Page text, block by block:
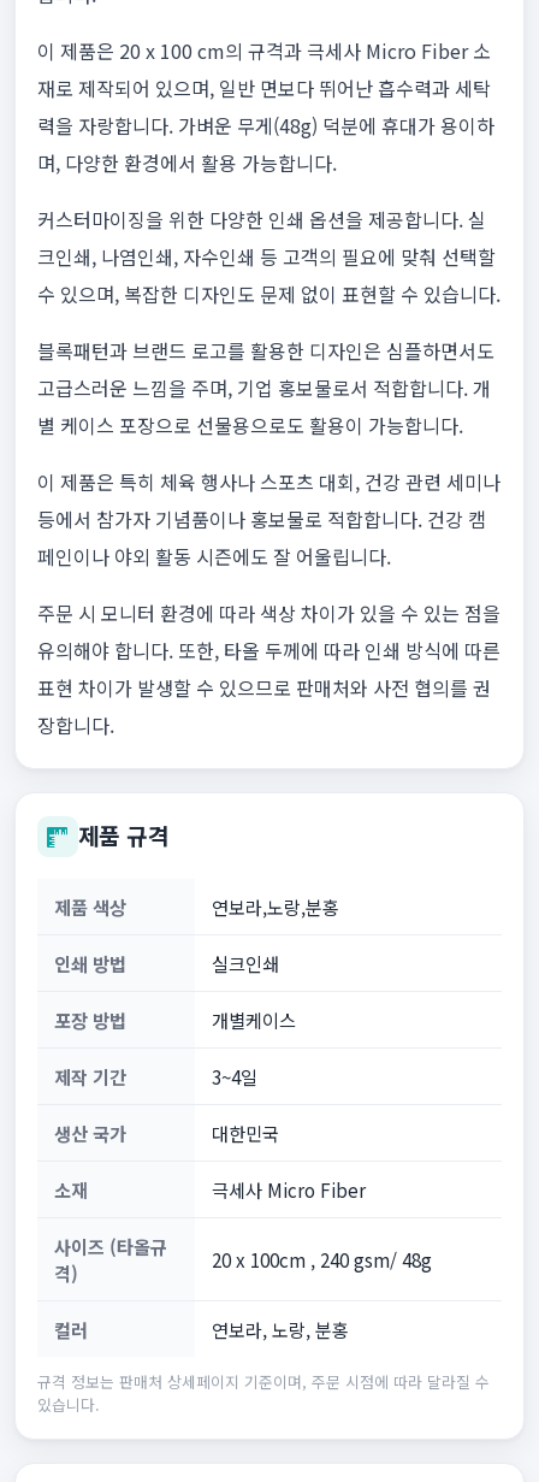
이 제품은 20 x 100 cm의 규격과 극세사 Micro Fiber 소
재로 제작되어 있으며, 일반 면보다 뛰어난 흡수력과 세탁
력을 자랑합니다. 가벼운 무게(48g) 덕분에 휴대가 용이하
며, 다양한 환경에서 활용 가능합니다.
커스터마이징을 위한 다양한 인쇄 옵션을 제공합니다. 실
크인쇄, 나염인쇄, 자수인쇄 등 고객의 필요에 맞춰 선택할
수 있으며, 복잡한 디자인도 문제 없이 표현할 수 있습니다.
블록패턴과 브랜드 로고를 활용한 디자인은 심플하면서도
고급스러운 느낌을 주며, 기업 홍보물로서 적합합니다. 개
별 케이스 포장으로 선물용으로도 활용이 가능합니다.
이 제품은 특히 체육 행사나 스포츠 대회, 건강 관련 세미나
등에서 참가자 기념품이나 홍보물로 적합합니다. 건강 캠
페인이나 야외 활동 시즌에도 잘 어울립니다.
주문 시 모니터 환경에 따라 색상 차이가 있을 수 있는 점을
유의해야 합니다. 또한, 타올 두께에 따라 인쇄 방식에 따른
표현 차이가 발생할 수 있으므로 판매처와 사전 협의를 권
장합니다.
제품 규격
제품 색상 연보라,노랑,분홍
인쇄 방법 실크인쇄
포장 방법 개별케이스
제작 기간 3~4일
생산 국가 대한민국
소재 극세사 Micro Fiber
사이즈 (타올규
격)
20 x 100cm , 240 gsm/ 48g
컬러 연보라, 노랑, 분홍
규격 정보는 판매처 상세페이지 기준이며, 주문 시점에 따라 달라질 수
있습니다.